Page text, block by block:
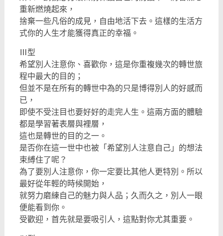
重新燃燒起來，
捨棄一些凡俗的成見，自由地活下去。這樣的生活方
式你的人生才能獲得真正的幸福。
Ⅲ型
希望別人注意你、喜歡你，這是你重複幾次的轉世旅
程中最大的目的；
但並不是在所有的轉世中為的只是博得別人的好感而
已，
即使不受注目也要好好的走完人生。這兩方面的體驗
都是學習著表層與裡層，
這也是轉世的目的之一。
是否你在這一世中也被「希望別人注意自己」的想法
束縛住了呢？
為了要別人注意你，你一定要比其他人更特別。所以
最好從年輕的時候開始，
就努力磨練自己的魅力與人品；久而久之，別人一眼
便能看到你。
受歡迎，首先就是要吸引人，這點對你尤其重要。